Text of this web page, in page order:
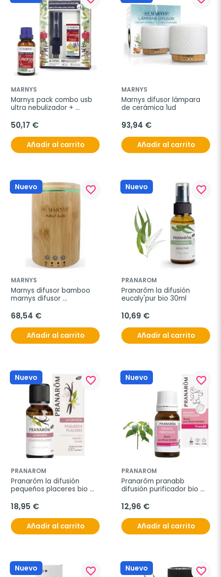
MARNYS
Marnys pack combo usb
ultra nebulizador +
50,17 €
Añadir al carrito
MARNYS
Marnys difusor lámpara
de cerámica 1ud
93,94 €
Añadir al carrito
Nuevo favorite_border
MARNYS
Marnys difusor bamboo
marnys difusor
68,54 €
Añadir al carrito
Nuevo favorite_border
PRANAROM
Pranarôm la difusión
eucaly'pur bio 30ml
10,69 €
Añadir al carrito
Nuevo favorite_border
PRANAROM
Pranarôm la difusión
pequeños placeres bio
18,95 €
Añadir al carrito
Nuevo favorite_border
PRANAROM
Pranarôm pranabb
difusión purificador bio
12,96 €
Añadir al carrito
Nuevo favorite_border Nuevo favorite_border